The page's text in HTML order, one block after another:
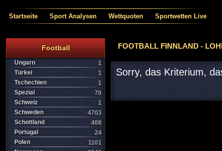
Startseite Sport Analysen Wettquoten Sportwetten Live
Football
Ungarn
1
Türkei
1
Tschechien
1
Spezial
70
Schweiz
1
Schweden
4703
Schottland
408
Portugal
24
Polen
1101
FOOTBALL FINNLAND -
Sorry, das Kriterium,